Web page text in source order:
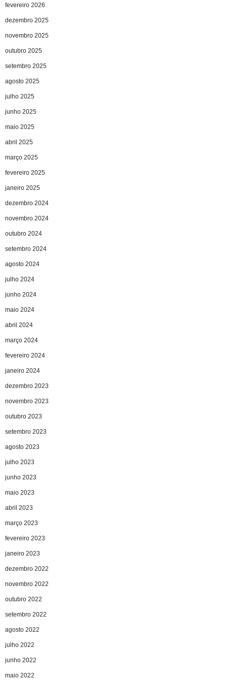
fevereiro 2026
dezembro 2025
novembro 2025
outubro 2025
setembro 2025
agosto 2025
julho 2025
junho 2025
maio 2025
abril 2025
março 2025
fevereiro 2025
janeiro 2025
dezembro 2024
novembro 2024
outubro 2024
setembro 2024
agosto 2024
julho 2024
junho 2024
maio 2024
abril 2024
março 2024
fevereiro 2024
janeiro 2024
dezembro 2023
novembro 2023
outubro 2023
setembro 2023
agosto 2023
julho 2023
junho 2023
maio 2023
abril 2023
março 2023
fevereiro 2023
janeiro 2023
dezembro 2022
novembro 2022
outubro 2022
setembro 2022
agosto 2022
julho 2022
junho 2022
maio 2022